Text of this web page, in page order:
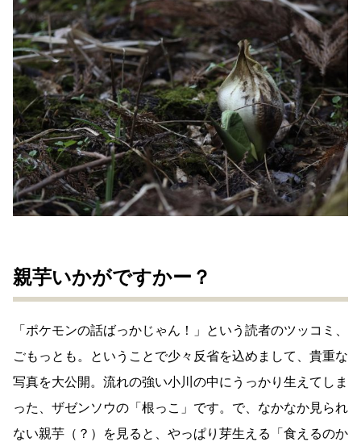
親芋いかがですかー？
「ポケモンの話ばっかじゃん！」という読者のツッコミ、
ごもっとも。ということで少々反省を込めまして、貴重な
写真を大公開。流れの強い小川の中にうっかり生えてしま
った、ザゼンソウの「根っこ」です。で、なかなか見られ
ない親芋（？）を見ると、やっぱり芽生える「食えるのか